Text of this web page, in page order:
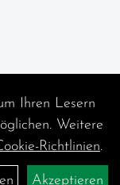
Ihren Lesern
Weitere
Richtlinien.
Akzeptieren
widerrufen